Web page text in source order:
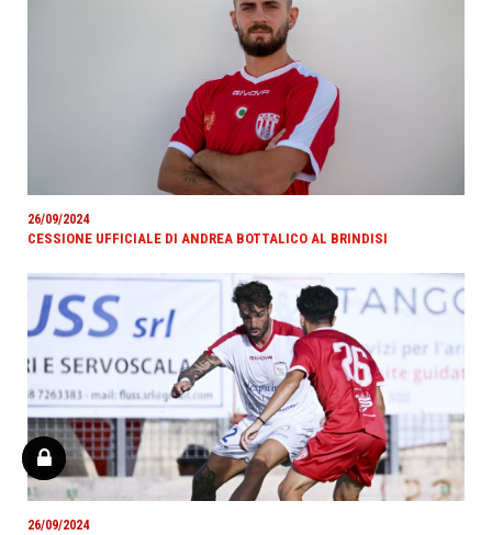
26/09/2024
CESSIONE UFFICIALE DI ANDREA BOTTALICO AL BRINDISI
26/09/2024